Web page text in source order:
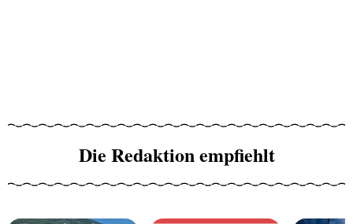
Die Redaktion empfiehlt